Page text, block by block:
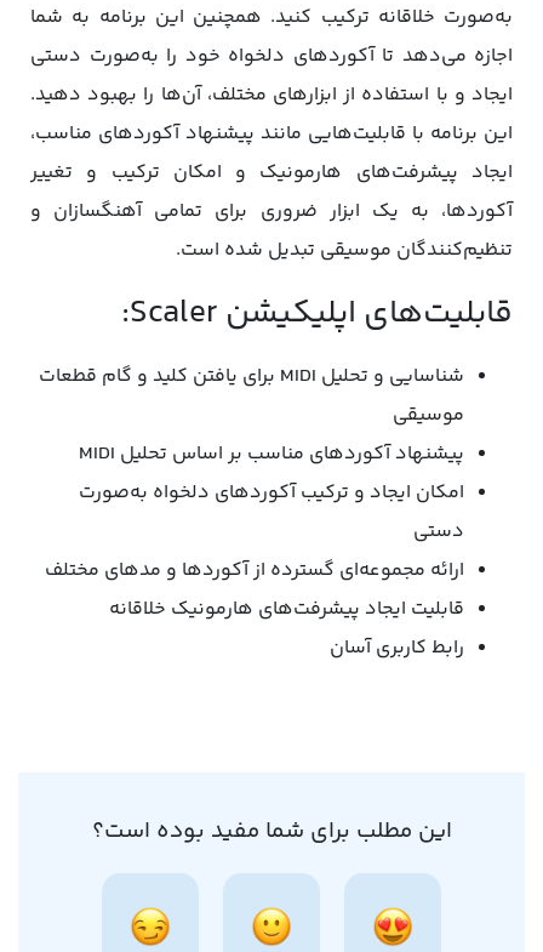
به‌صورت خلاقانه ترکیب کنید. همچنین این برنامه به شما
اجازه می‌دهد تا آکوردهای دلخواه خود را به‌صورت دستی
ایجاد و با استفاده از ابزارهای مختلف، آن‌ها را بهبود دهید.
این برنامه با قابلیت‌هایی مانند پیشنهاد آکوردهای مناسب،
ایجاد پیشرفت‌های هارمونیک و امکان ترکیب و تغییر
آکوردها، به یک ابزار ضروری برای تمامی آهنگسازان و
تنظیم‌کنندگان موسیقی تبدیل شده است.
قابلیت‌های اپلیکیشن Scaler:
شناسایی و تحلیل MIDI برای یافتن کلید و گام قطعات
موسیقی
پیشنهاد آکوردهای مناسب بر اساس تحلیل MIDI
امکان ایجاد و ترکیب آکوردهای دلخواه به‌صورت
دستی
ارائه مجموعه‌ای گسترده از آکوردها و مدهای مختلف
قابلیت ایجاد پیشرفت‌های هارمونیک خلاقانه
رابط کاربری آسان
این مطلب برای شما مفید بوده است؟